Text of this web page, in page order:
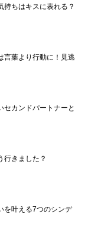
ちはキスに表れる？
言葉より行動に！見逃
セカンドパートナーと
行きました？
を叶える7つのシンデ